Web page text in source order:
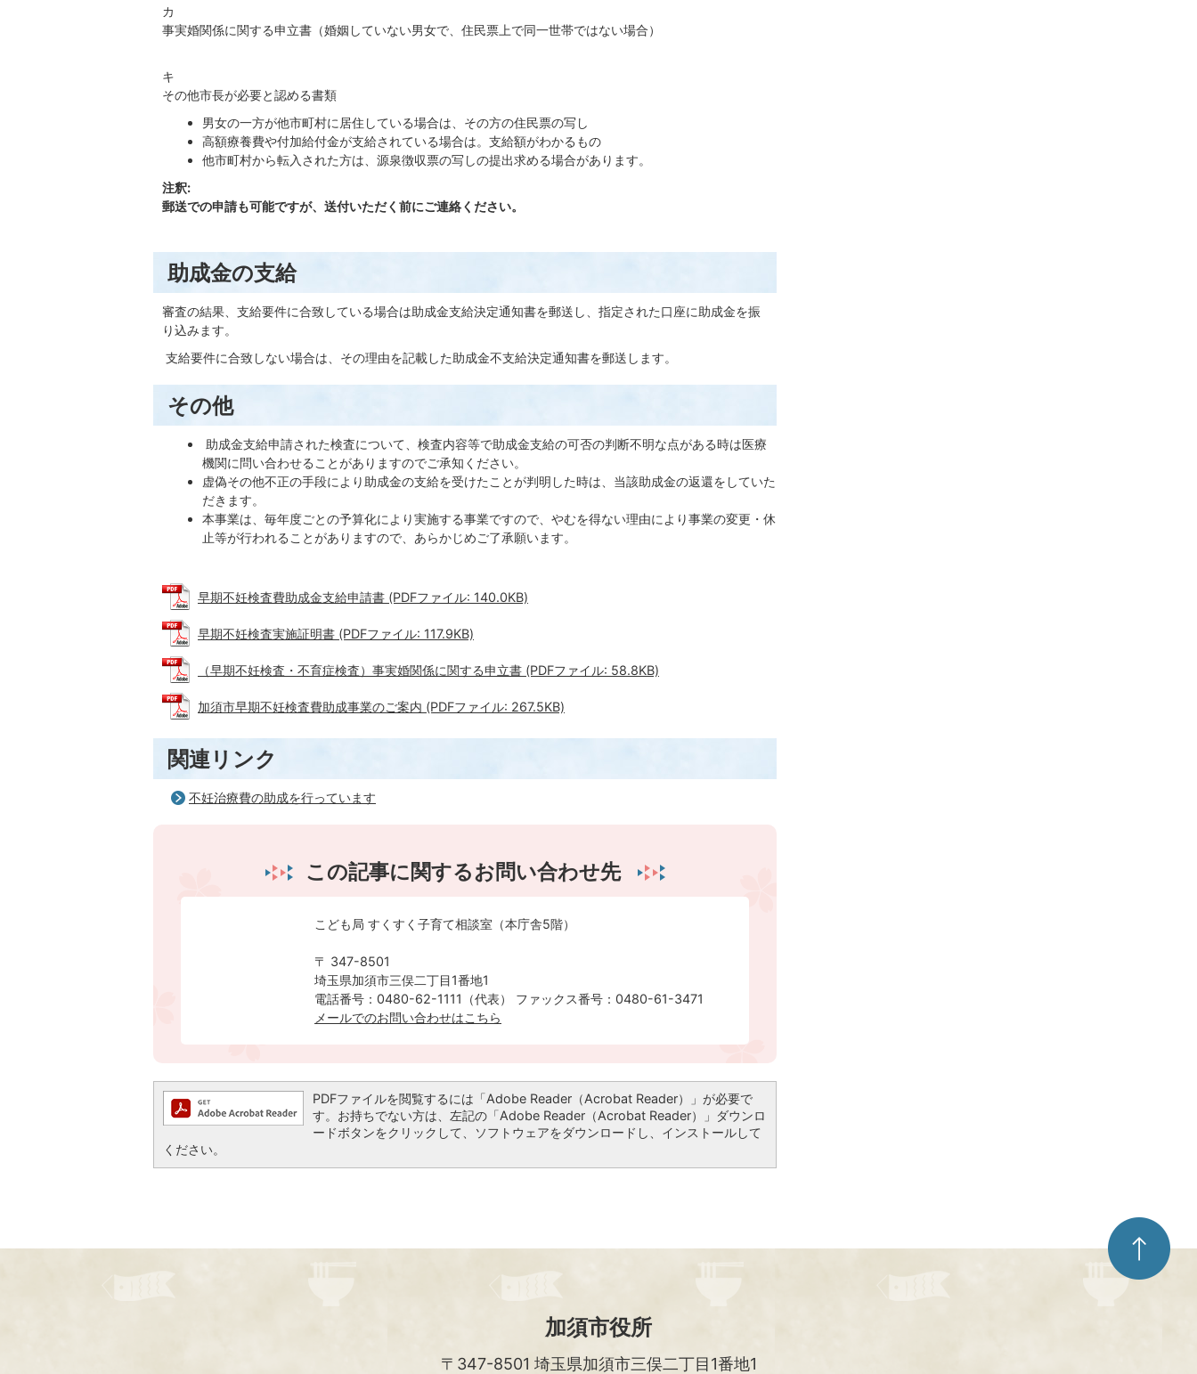
カ
事実婚関係に関する申立書（婚姻していない男女で、住民票上で同一世帯ではない場合）
キ
その他市長が必要と認める書類
男女の一方が他市町村に居住している場合は、その方の住民票の写し
高額療養費や付加給付金が支給されている場合は。支給額がわかるもの
他市町村から転入された方は、源泉徴収票の写しの提出求める場合があります。
注釈:
郵送での申請も可能ですが、送付いただく前にご連絡ください。
助成金の支給
審査の結果、支給要件に合致している場合は助成金支給決定通知書を郵送し、指定された口座に助成金を振
り込みます。
支給要件に合致しない場合は、その理由を記載した助成金不支給決定通知書を郵送します。
その他
助成金支給申請された検査について、検査内容等で助成金支給の可否の判断不明な点がある時は医療
機関に問い合わせることがありますのでご承知ください。
虚偽その他不正の手段により助成金の支給を受けたことが判明した時は、当該助成金の返還をしていた
だきます。
本事業は、毎年度ごとの予算化により実施する事業ですので、やむを得ない理由により事業の変更・休
止等が行われることがありますので、あらかじめご了承願います。
早期不妊検査費助成金支給申請書 (PDFファイル: 140.0KB)
早期不妊検査実施証明書 (PDFファイル: 117.9KB)
（早期不妊検査・不育症検査）事実婚関係に関する申立書 (PDFファイル: 58.8KB)
加須市早期不妊検査費助成事業のご案内 (PDFファイル: 267.5KB)
関連リンク
不妊治療費の助成を行っています
この記事に関するお問い合わせ先
こども局 すくすく子育て相談室（本庁舎5階）
〒 347-8501
埼玉県加須市三俣二丁目1番地1
電話番号：0480-62-1111（代表） ファックス番号：0480-61-3471
メールでのお問い合わせはこちら
PDFファイルを閲覧するには「Adobe Reader（Acrobat Reader）」が必要で
す。お持ちでない方は、左記の「Adobe Reader（Acrobat Reader）」ダウンロ
ードボタンをクリックして、ソフトウェアをダウンロードし、インストールして
ください。
ペ
ー
ジ
加須市役所
〒347-8501 埼玉県加須市三俣二丁目1番地1